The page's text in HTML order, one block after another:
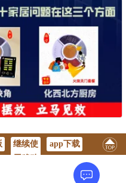
其他脚趾，接着脚、小
，再从头做。3、入睡
。右掌心为火，耳为
中形成心肾相交。久
天，也不可超过6点
起床，因为人在寅时(3
够使肺气得以舒展，以
继续使
app下载